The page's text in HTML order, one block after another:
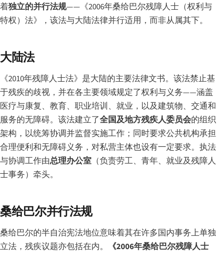
着独立的并行法规——《2006年桑给巴尔残障人士（权利与
特权）法》，该法与大陆法律并行适用，而非从属其下。
大陆法
《2010年残障人士法》是大陆的主要法律文书。该法禁止基
于残疾的歧视，并在各主要领域规定了权利与义务——涵盖
医疗与康复、教育、职业培训、就业，以及建筑物、交通和
服务的无障碍。该法建立了全国及地方残疾人委员会的组织
架构，以统筹协调并监督实施工作；同时要求公共机构承担
合理便利和无障碍义务，对私营主体也设有一定要求。执法
与协调工作由总理办公室 （负责劳工、青年、就业及残障人
士事务）牵头。
桑给巴尔并行法规
桑给巴尔的半自治宪法地位意味着其在许多国内事务上单独
立法，残疾议题亦包括在内。
《2006年桑给巴尔残障人士